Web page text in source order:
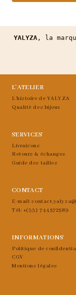
a
Les
options
peuvent
sur
la
page
produit
YALYZA , la
L’ATELIER
L’histoire de YALYZA
Qualité des bijoux
SERVICES
Livraisons
Retours & échanges
Guide des tailles
CONTACT
E-mail:
Tél: +(33) 744572589
INFORMATIONS
Politique de
CGV
Mentions légales